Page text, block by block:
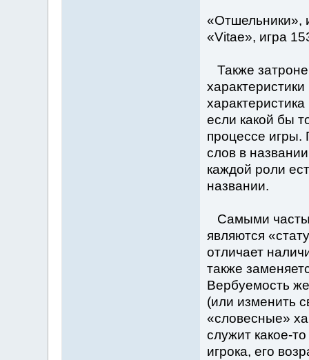
«Отшельники»,
«Vitae», игра
Также
если какой бы
процессе игры.
слов в
каждой роли
названии.
Самыми
являются
отличает
также
Вербуемость
(или изменить
«словесные»
служит какое-
игрока, его